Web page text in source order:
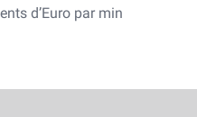
d’Euro par min